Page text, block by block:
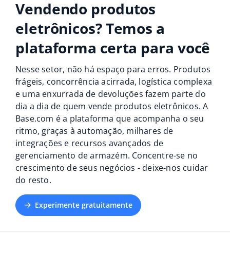
Gestão de Envios
Automação do fluxo de trabalho
Base Connect
IA para ecommerce
Base Analytics
Casa e jardim
Produtos infantis
Eletrônicos
Peças automotivas
Supermercado
Saúde e beleza
Moda
Ajuda
Academy
Blog
Serviços
Auditoria de contas
Outros
Casos de Sucesso
Calculadora de benefícios
english (US)
english (GB)
čeština
deutsch
Ελληνικά
español (AR)
español (MX)
Vendendo produtos
eletrônicos? Temos a
plataforma certa para você
Nesse setor, não há espaço para erros. Produtos
frágeis, concorrência acirrada, logística complexa
e uma enxurrada de devoluções fazem parte do
dia a dia de quem vende produtos eletrônicos. A
Base.com é a plataforma que acompanha o seu
ritmo, graças à automação, milhares de
integrações e recursos avançados de
gerenciamento de armazém. Concentre-se no
crescimento de seus negócios - deixe-nos cuidar
do resto.
Experimente gratuitamente